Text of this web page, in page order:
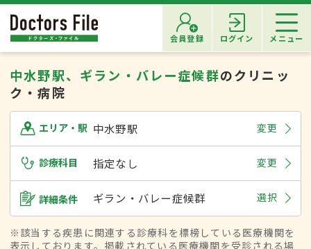
会員登録 ログイン メニュー
中水野駅、ギラン・バレー症候群のクリニッ
ク・病院
エリア・駅 中水野駅 変更
診療科目 指定なし 変更
詳細条件 ギラン・バレー症候群 選択
※該当する疾患に関連する診療科を標榜している医療機関を
表示しております。掲載されている医療機関を受診される場